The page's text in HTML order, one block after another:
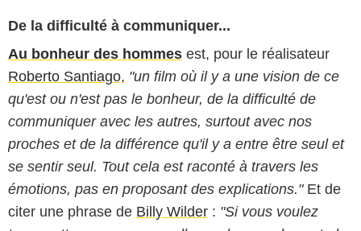
De la difficulté à communiquer...
Au bonheur des hommes est, pour le réalisateur
Roberto Santiago, "un film où il y a une vision de ce
qu'est ou n'est pas le bonheur, de la difficulté de
communiquer avec les autres, surtout avec nos
proches et de la différence qu'il y a entre être seul et
se sentir seul. Tout cela est raconté à travers les
émotions, pas en proposant des explications."Et de
citer une phrase de Billy Wilder : "Si vous voulez